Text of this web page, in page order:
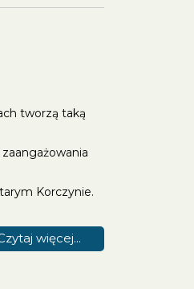
tworzą taką
Korczynie.
więcej...